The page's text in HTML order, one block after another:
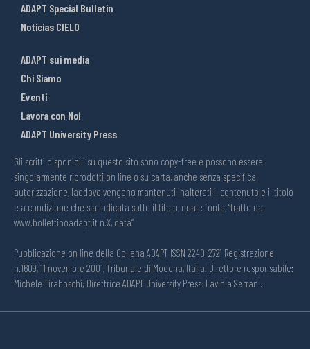
ADAPT Special Bulletin
Noticias CIELO
ADAPT sui media
Chi Siamo
Eventi
Lavora con Noi
ADAPT University Press
Gli scritti disponibili su questo sito sono copy-free e possono essere
singolarmente riprodotti on line o su carta, anche senza specifica
autorizzazione, laddove vengano mantenuti inalterati il contenuto e il titolo
e a condizione che sia indicata sotto il titolo, quale fonte, “tratto da
www.bollettinoadapt.it n.X, data“
Pubblicazione on line della Collana ADAPT ISSN 2240-2721 Registrazione
n.1609, 11 novembre 2001, Tribunale di Modena, Italia. Direttore responsabile:
Michele Tiraboschi; Direttrice ADAPT University Press: Lavinia Serrani.